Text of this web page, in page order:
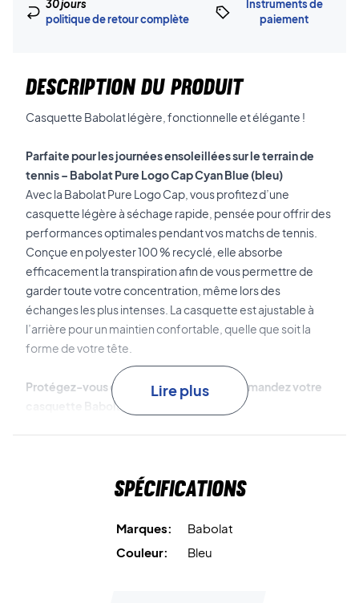
30 jours
politique de retour complète
Instruments de
paiement
DESCRIPTION DU PRODUIT
Casquette Babolat légère, fonctionnelle et élégante !
Parfaite pour les journées ensoleillées sur le terrain de
tennis – Babolat Pure Logo Cap Cyan Blue (bleu)
Avec la Babolat Pure Logo Cap, vous profitez d’une
casquette légère à séchage rapide, pensée pour offrir des
performances optimales pendant vos matchs de tennis.
Conçue en polyester 100 % recyclé, elle absorbe
efficacement la transpiration afin de vous permettre de
garder toute votre concentration, même lors des
échanges les plus intenses. La casquette est ajustable à
l’arrière pour un maintien confortable, quelle que soit la
forme de votre tête.
Protégez-vous du soleil avec style – commandez votre
casquette Babolat dès aujourd’hui !
Lire plus
Spécifications
Marques:
Babolat
Couleur:
Bleu